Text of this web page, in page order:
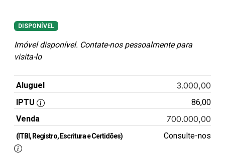
DISPONÍVEL
Imóvel disponível. Contate-nos pessoalmente para
visita-lo
Aluguel 3.000,00
IPTU
86,00
Venda
700.000,00
(ITBI, Registro, Escritura e Certidões) Consulte-nos